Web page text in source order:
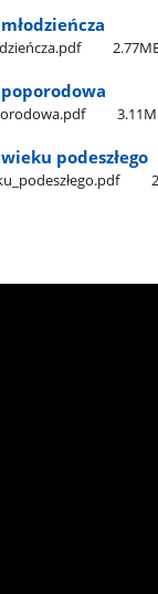
podeszłego